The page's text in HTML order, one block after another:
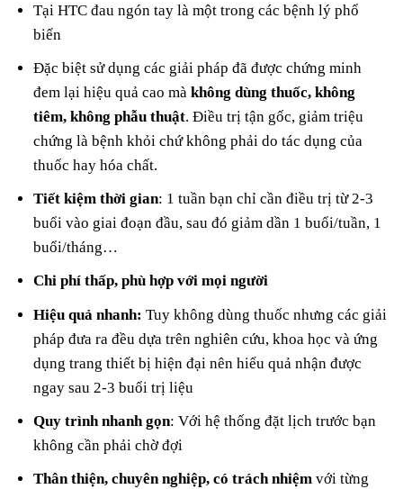
Tại HTC đau ngón tay là một trong các bệnh lý phổ
biến
Đặc biệt sử dụng các giải pháp đã được chứng minh
đem lại hiệu quả cao màkhông dùng thuốc, không
tiêm, không phẫu thuật. Điều trị tận gốc, giảm triệu
chứng là bệnh khỏi chứ không phải do tác dụng của
thuốc hay hóa chất.
Tiết kiệm thời gian: 1 tuần bạn chỉ cần điều trị từ 2-3
buổi vào giai đoạn đầu, sau đó giảm dần 1 buổi/tuần, 1
buổi/tháng…
Chi phí thấp, phù hợp với mọi người
Hiệu quả nhanh: Tuy không dùng thuốc nhưng các giải
pháp đưa ra đều dựa trên nghiên cứu, khoa học và ứng
dụng trang thiết bị hiện đại nên hiểu quả nhận được
ngay sau 2-3 buổi trị liệu
Quy trình nhanh gọn: Với hệ thống đặt lịch trước bạn
không cần phải chờ đợi
Thân thiện, chuyên nghiệp, có trách nhiệm với từng